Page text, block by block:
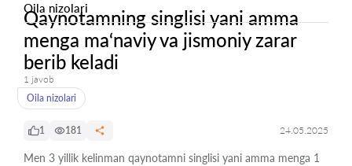
Oila nizolari
Qaynotamning singlisi yani amma
menga ma‘naviy va jismoniy zarar
berib keladi
1 javob
Oila nizolari
1 181 24.05.2025
Men 3 yillik kelinman qaynotamni singlisi yani amma menga 1